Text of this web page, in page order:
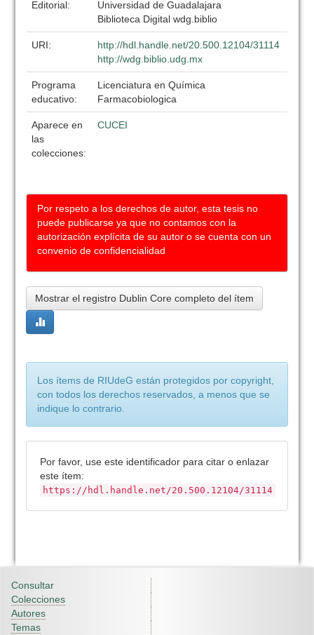
Editorial:
Universidad de Guadalajara
Biblioteca Digital wdg.biblio
URI:
http://hdl.handle.net/20.500.12104/31114
http://wdg.biblio.udg.mx
Programa
educativo:
Licenciatura en Química
Farmacobiologica
Aparece en
las
colecciones:
CUCEI
Por respeto a los derechos de autor, esta tesis no
puede publicarse ya que no contamos con la
autorización explícita de su autor o se cuenta con un
convenio de confidencialidad
Mostrar el registro Dublin Core completo del ítem
Los ítems de RIUdeG están protegidos por copyright,
con todos los derechos reservados, a menos que se
indique lo contrario.
Por favor, use este identificador para citar o enlazar
este ítem:
https://hdl.handle.net/20.500.12104/31114
Consultar
Colecciones
Autores
Temas